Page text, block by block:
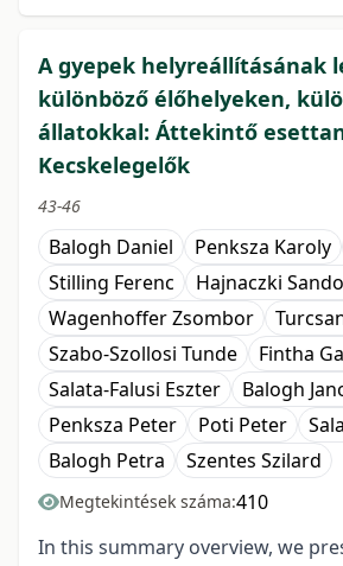
A gyepek helyreállításának
különböző élőhelyeken,
állatokkal: Áttekintő
Kecskelegelők
43-46
Balogh Daniel Penksza Karoly
Stilling Ferenc
Hajnaczki
Wagenhoffer Zsombor
Szabo-Szollosi Tunde
Fintha
Salata-Falusi Eszter
Balogh
Penksza Peter
Poti Peter
Balogh Petra
Szentes Szilard
Megtekintések száma:410
In this summary overview, we